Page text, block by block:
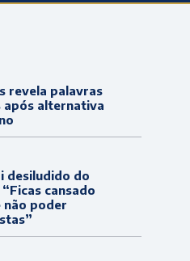
revela palavras
após alternativa
desiludido do
cansado
não poder